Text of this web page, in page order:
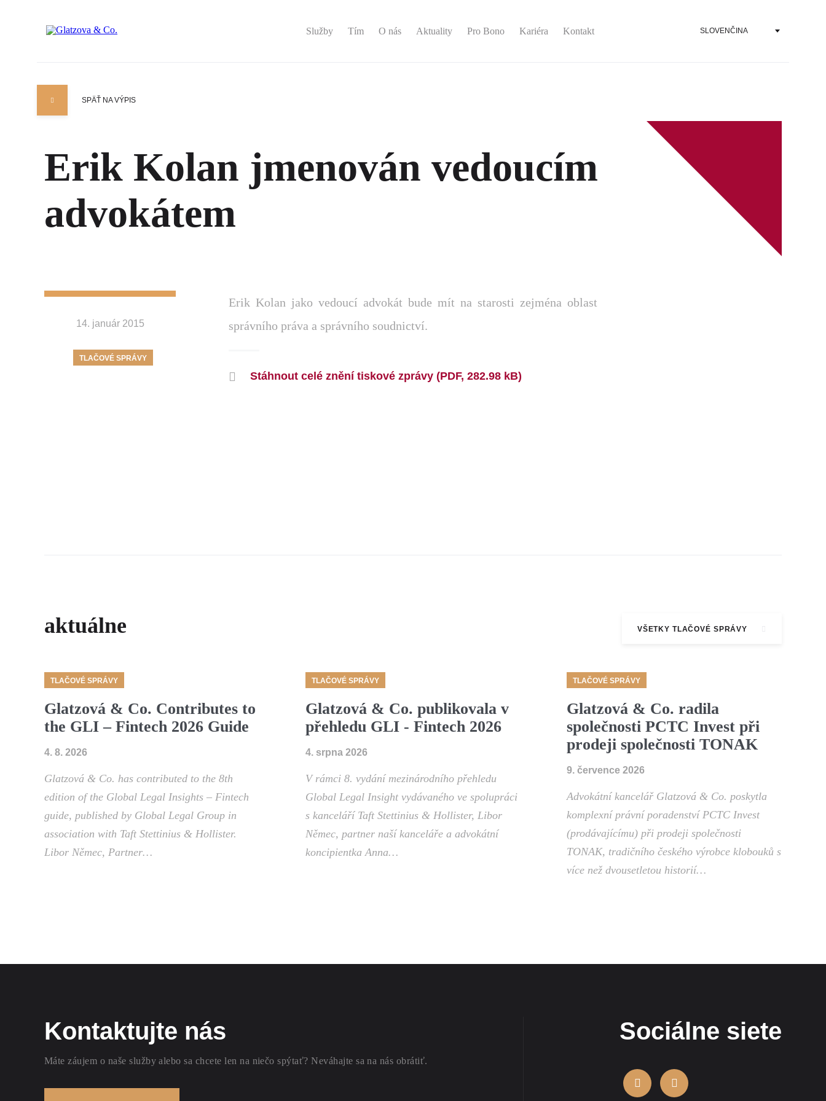
Erik Kolan jmenován vedoucím
advokátem
SPÄŤ NA VÝPIS
Služby Tím O nás Aktuality Pro Bono Kariéra Kontakt SLOVENČINA
14. január 2015
TLAČOVÉ SPRÁVY
Erik Kolan jako vedoucí advokát bude mít na starosti zejména oblast
správního práva a správního soudnictví.
Stáhnout celé znění tiskové zprávy (PDF, 282.98 kB)
aktuálne VŠETKY TLAČOVÉ SPRÁVY
TLAČOVÉ SPRÁVY
Glatzová & Co. Contributes to
the GLI – Fintech 2026 Guide
4. 8. 2026
Glatzová & Co. has contributed to the 8th
edition of the Global Legal Insights – Fintech
guide, published by Global Legal Group in
association with Taft Stettinius & Hollister.
Libor Němec, Partner…
TLAČOVÉ SPRÁVY
Glatzová & Co. publikovala v
přehledu GLI - Fintech 2026
4. srpna 2026
V rámci 8. vydání mezinárodního přehledu
Global Legal Insight vydávaného ve spolupráci
s kanceláří Taft Stettinius & Hollister, Libor
Němec, partner naší kanceláře a advokátní
koncipientka Anna…
TLAČOVÉ SPRÁVY
Glatzová & Co. radila
společnosti PCTC Invest při
prodeji společnosti TONAK
9. července 2026
Advokátní kancelář Glatzová & Co. poskytla
komplexní právní poradenství PCTC Invest
(prodávajícímu) při prodeji společnosti
TONAK, tradičního českého výrobce klobouků s
více než dvousetletou historií…
Kontaktujte nás
Máte záujem o naše služby alebo sa chcete len na niečo spýtať? Neváhajte sa na nás obrátiť.
Sociálne siete